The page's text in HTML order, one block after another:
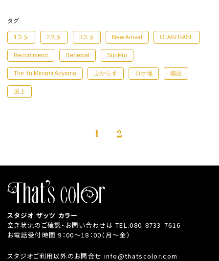
タグ
1スタ 2スタ 3スタ New Arrival OTAKI BASE
Recommend Renewal SunPro
The Yu Minami Aoyama ぷからす ロケ地 備品
屋上
ー
ジ
り
1 2
スタジオ ザッツ カラー
空き状況のご確認・お問い合わせはTEL.080-8733-7616
お電話受付時間 9：00～18：00（月～金）
スタジオご利用以外のお問合せ info@thatscolor.com